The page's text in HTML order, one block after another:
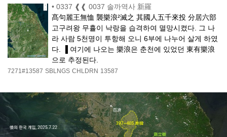
• 0337 ❰❰ 0037 솔까역사 新羅
髙句麗王無恤 襲樂浪²滅之 其國人五千來投 分居六部
고구려왕 무휼이 낙랑을 습격하여 멸망시켰다. 그 나
라 사람 5천명이 투항해 오니 6부에 나누어 살게 하였
다. ▐ 여기에 나오는 樂浪은 춘천에 있었던 東有樂浪
으로 추정된다.
7271#13587 SBLNGS CHLDRN 13587